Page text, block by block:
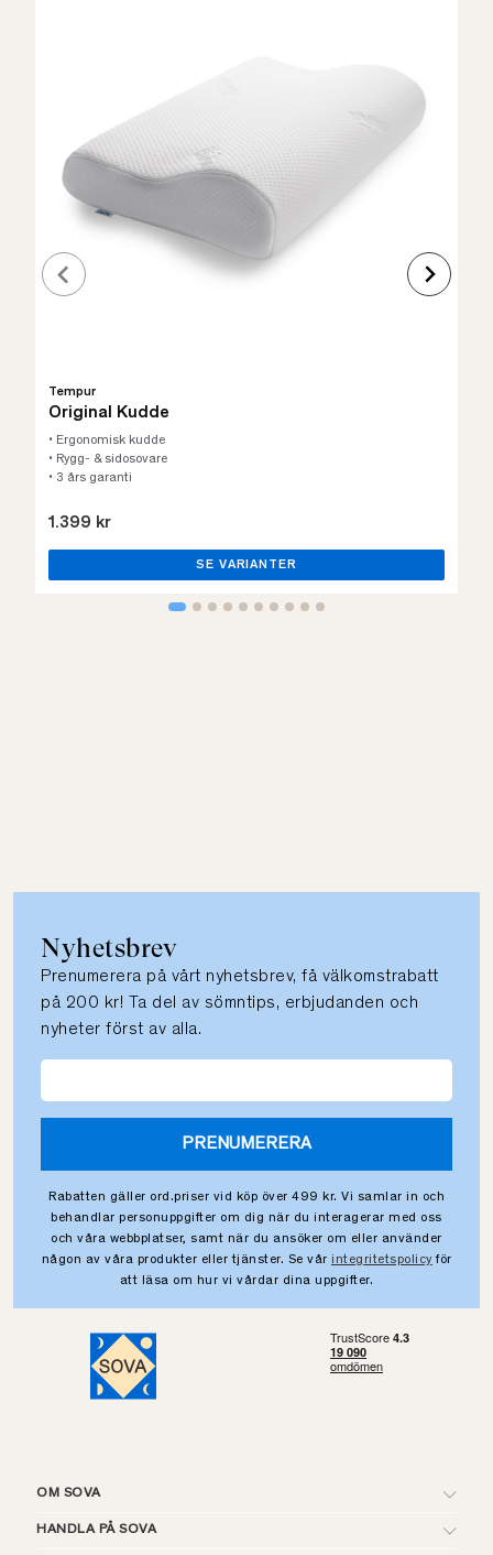
Tempur
Original Kudde
• Ergonomisk kudde
• Rygg- & sidosovare
• 3 års garanti
1.399 kr
SE VARIANTER
Nyhetsbrev
Prenumerera på vårt nyhetsbrev, få välkomstrabatt
på 200 kr! Ta del av sömntips, erbjudanden och
nyheter först av alla.
PRENUMERERA
Rabatten gäller ord.priser vid köp över 499 kr. Vi samlar in och
behandlar personuppgifter om dig när du interagerar med oss
och våra webbplatser, samt när du ansöker om eller använder
någon av våra produkter eller tjänster. Se vår integritetspolicy för
att läsa om hur vi vårdar dina uppgifter.
OM SOVA
HANDLA PÅ SOVA